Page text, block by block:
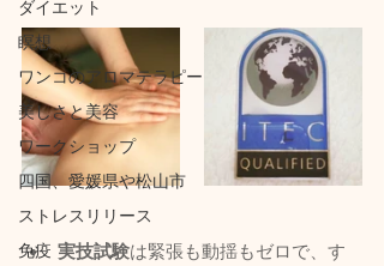
ダイエット
瞑想
ワンコのアロマテラピー
美しさと美容
ワークショップ
四国、愛媛県や松山市
ストレスリリース
免疫 実技試験は緊張も動揺もゼロで、す